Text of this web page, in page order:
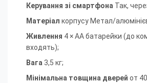
Керування зі смартфона Так,
Матеріал корпусу Метал/
Живлення 4 × AA батарейки (до
входять);
Вага 3,5 кг;
Мінімальна товщина дверей от